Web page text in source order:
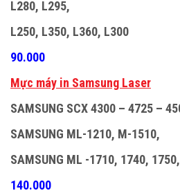
L280, L295,
L250, L350, L360, L300
90.000
Mực máy in Samsung Laser
SAMSUNG SCX 4300 – 4725 –
SAMSUNG ML-1210, M-1510,
SAMSUNG ML -1710, 1740,
140.000